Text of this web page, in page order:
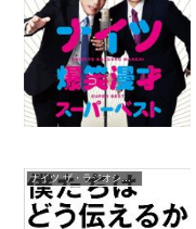
ナイツ ザ・ラジオショー